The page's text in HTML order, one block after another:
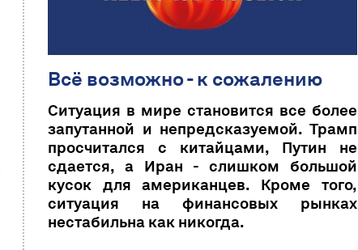
Всё возможно - к сожалению
Ситуация в мире становится все более
запутанной и непредсказуемой. Трамп
просчитался с китайцами, Путин не
сдается, а Иран - слишком большой
кусок для американцев. Кроме того,
ситуация на финансовых рынках
нестабильна как никогда.